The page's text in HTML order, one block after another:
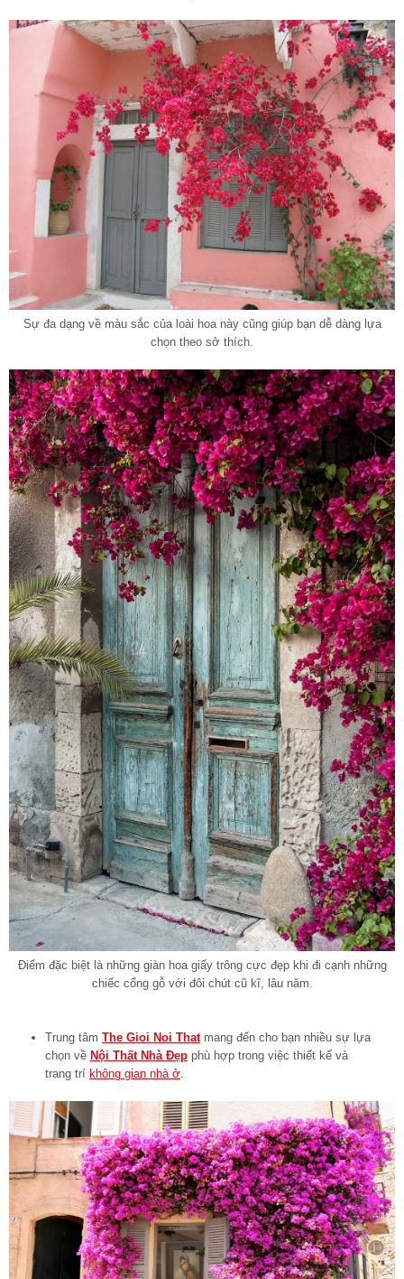
Sự đa dạng về màu sắc của loài hoa này cũng giúp bạn dễ dàng lựa
chọn theo sở thích.
Điểm đặc biệt là những giàn hoa giấy trông cực đẹp khi đi cạnh những
chiếc cổng gỗ với đôi chút cũ kĩ, lâu năm.
Trung tâm The Gioi Noi That mang đến cho bạn nhiều sự lựa
chọn về Nội Thất Nhà Đẹp phù hợp trong việc thiết kế và
trang trí không gian nhà ở